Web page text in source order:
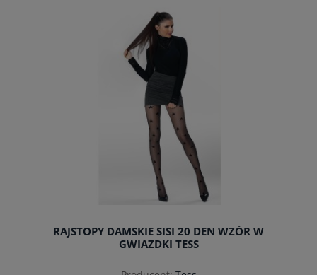
do koszyka
RAJSTOPY DAMSKIE SISI 20 DEN WZÓR W
GWIAZDKI TESS